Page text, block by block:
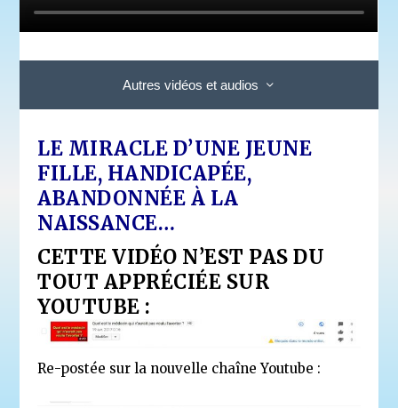
Autres vidéos et audios
LE MIRACLE D’UNE JEUNE
FILLE, HANDICAPÉE,
ABANDONNÉE À LA
NAISSANCE…
CETTE VIDÉO N’EST PAS DU
TOUT APPRÉCIÉE SUR
YOUTUBE :
Re-postée sur la nouvelle chaîne Youtube :